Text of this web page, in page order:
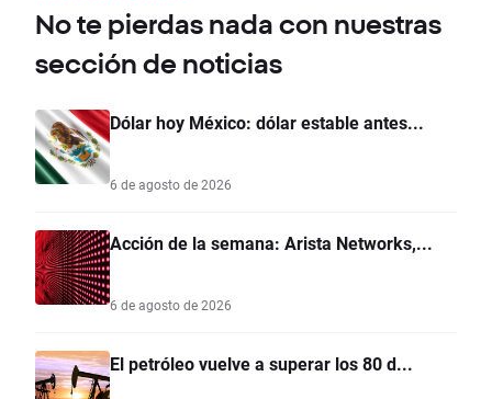
No te pierdas nada con nuestras
sección de noticias
Dólar hoy México: dólar estable antes...
6 de agosto de 2026
Acción de la semana: Arista Networks,...
6 de agosto de 2026
El petróleo vuelve a superar los 80 d...